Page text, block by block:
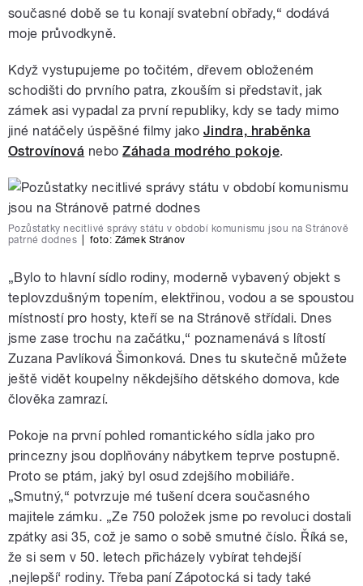
současné době se tu konají svatební obřady,“ dodává
moje průvodkyně.
Když vystupujeme po točitém, dřevem obloženém
schodišti do prvního patra, zkouším si představit, jak
zámek asi vypadal za první republiky, kdy se tady mimo
jiné natáčely úspěšné filmy jako Jindra, hraběnka
Ostrovínová neboZáhada modrého pokoje.
Pozůstatky necitlivé správy státu v období komunismu jsou na Stránově
patrné dodnes
foto: Zámek Stránov
„Bylo to hlavní sídlo rodiny, moderně vybavený objekt s
teplovzdušným topením, elektřinou, vodou a se spoustou
místností pro hosty, kteří se na Stránově střídali. Dnes
jsme zase trochu na začátku,“ poznamenává s lítostí
Zuzana Pavlíková Šimonková. Dnes tu skutečně můžete
ještě vidět koupelny někdejšího dětského domova, kde
člověka zamrazí.
Pokoje na první pohled romantického sídla jako pro
princezny jsou doplňovány nábytkem teprve postupně.
Proto se ptám, jaký byl osud zdejšího mobiliáře.
„Smutný,“ potvrzuje mé tušení dcera současného
majitele zámku. „Ze 750 položek jsme po revoluci dostali
zpátky asi 35, což je samo o sobě smutné číslo. Říká se,
že si sem v 50. letech přicházely vybírat tehdejší
,nejlepší‘ rodiny. Třeba paní Zápotocká si tady také